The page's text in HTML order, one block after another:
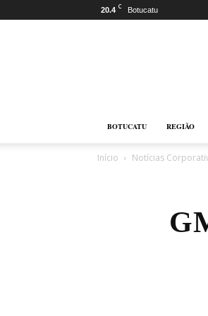
20.4 C Botucatu
BOTUCATU REGIÃO
Início Notícias